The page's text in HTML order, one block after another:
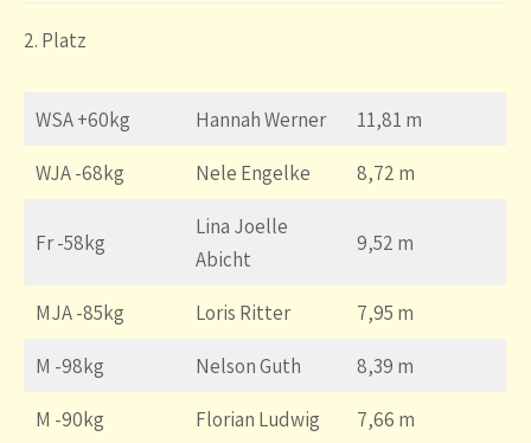
2. Platz
WSA +60kg Hannah Werner 11,81 m
WJA -68kg Nele Engelke 8,72 m
Fr -58kg
Lina Joelle
Abicht
9,52 m
MJA -85kg Loris Ritter 7,95 m
M -98kg Nelson Guth 8,39 m
M -90kg Florian Ludwig 7,66 m